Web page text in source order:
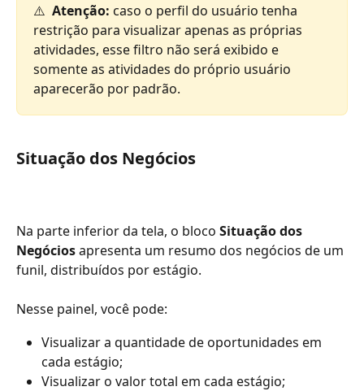
⚠️ Atenção: caso o perfil do usuário tenha
restrição para visualizar apenas as próprias
atividades, esse filtro não será exibido e
somente as atividades do próprio usuário
aparecerão por padrão.
Situação dos Negócios
Na parte inferior da tela, o bloco Situação dos
Negócios apresenta um resumo dos negócios de um
funil, distribuídos por estágio.
Nesse painel, você pode:
Visualizar a quantidade de oportunidades em
cada estágio;
Visualizar o valor total em cada estágio;